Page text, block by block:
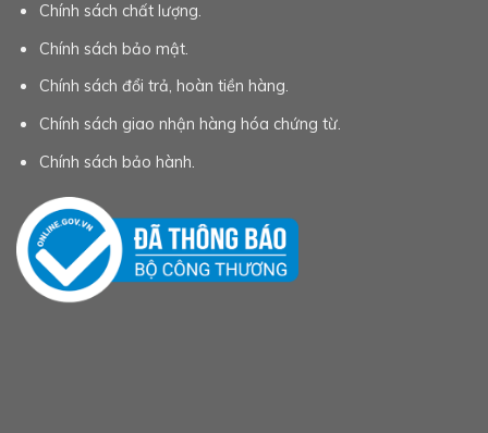
Chính sách chất lượng.
Chính sách bảo mật.
Chính sách đổi trả, hoàn tiền hàng.
Chính sách giao nhận hàng hóa chứng từ.
Chính sách bảo hành.